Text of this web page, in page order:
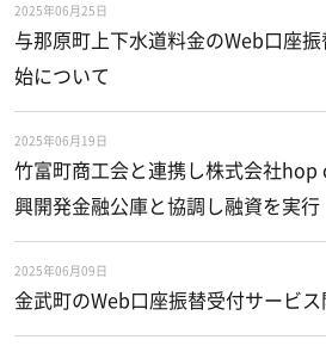
2025年06月25日
与那原町上下水道料金のWeb口座
始について
2025年06月19日
竹富町商工会と連携し株式会社
興開発金融公庫と協調し融資を実行
2025年06月09日
金武町のWeb口座振替受付サービ